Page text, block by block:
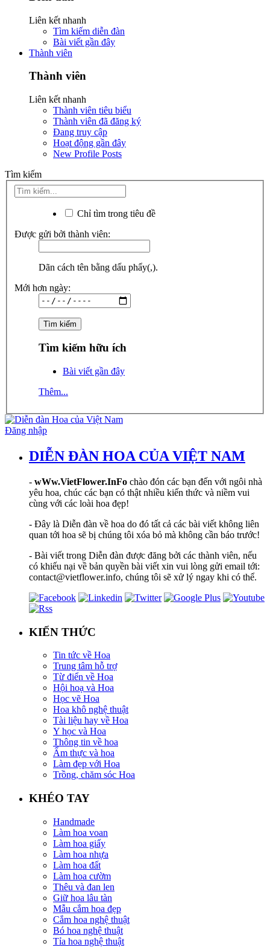
Liên kết nhanh
Tìm kiếm diễn đàn
Bài viết gần đây
Thành viên
Thành viên
Liên kết nhanh
Thành viên tiêu biểu
Thành viên đã đăng ký
Đang truy cập
Hoạt động gần đây
New Profile Posts
Tìm kiếm
Chỉ tìm trong tiêu đề
Được gửi bởi thành viên:
Dãn cách tên bằng dấu phẩy(,).
Mới hơn ngày:
Tìm kiếm hữu ích
Bài viết gần đây
Thêm...
Đăng nhập
DIỄN ĐÀN HOA CỦA VIỆT NAM
- wWw.VietFlower.InFo chào đón các bạn đến với ngôi nhà
yêu hoa, chúc các bạn có thật nhiều kiến thức và niềm vui
cùng với các loài hoa đẹp!
- Đây là Diễn đàn về hoa do đó tất cả các bài viết không liên
quan tới hoa sẽ bị chúng tôi xóa bỏ mà không cần báo trước!
- Bài viết trong Diễn đàn được đăng bởi các thành viên, nếu
có khiếu nại về bản quyền bài viết xin vui lòng gửi email tới:
contact@vietflower.info, chúng tôi sẽ xử lý ngay khi có thể.
KIẾN THỨC
Tin tức về Hoa
Trung tâm hỗ trợ
Từ điển về Hoa
Hội hoạ và Hoa
Học vẽ Hoa
Hoa khô nghệ thuật
Tài liệu hay về Hoa
Y học và Hoa
Thông tin về hoa
Ẩm thực và hoa
Làm đẹp với Hoa
Trồng, chăm sóc Hoa
KHÉO TAY
Handmade
Làm hoa voan
Làm hoa giấy
Làm hoa nhựa
Làm hoa đất
Làm hoa cườm
Thêu và đan len
Giữ hoa lâu tàn
Mẫu cắm hoa đẹp
Cắm hoa nghệ thuật
Bó hoa nghệ thuật
Tỉa hoa nghệ thuật